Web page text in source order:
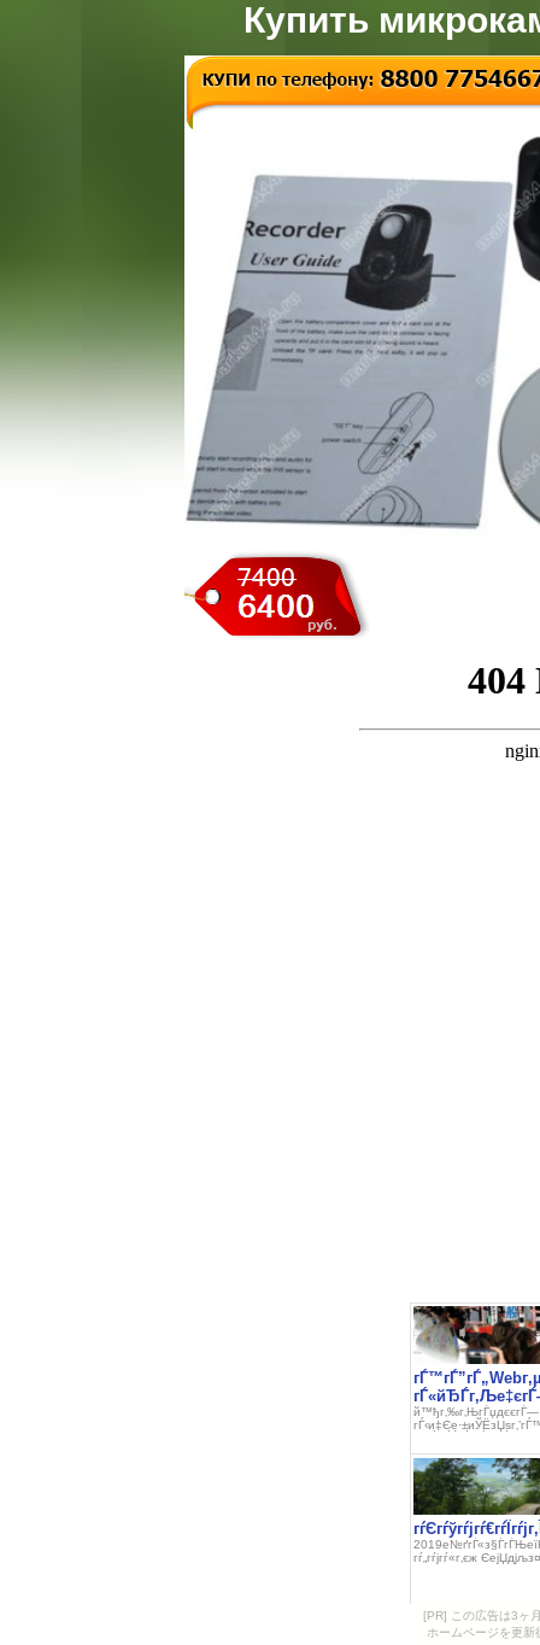
Купить
[PR] この広告は3ヶ
ホームページを更